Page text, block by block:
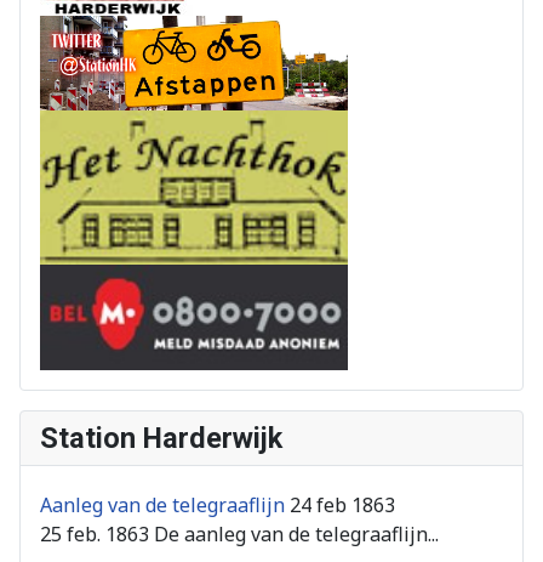
Station Harderwijk
Aanleg van de telegraaflijn 24 feb 1863
25 feb. 1863 De aanleg van de telegraaflijn...